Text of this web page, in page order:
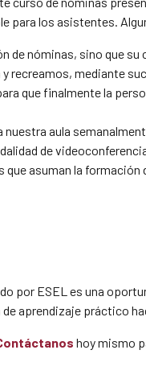
para los asistentes.
de nóminas, sino que
recreamos, mediante
que finalmente la
aula
de
asuman la
por ESEL es una
aprendizaje práctico
hoy mismo